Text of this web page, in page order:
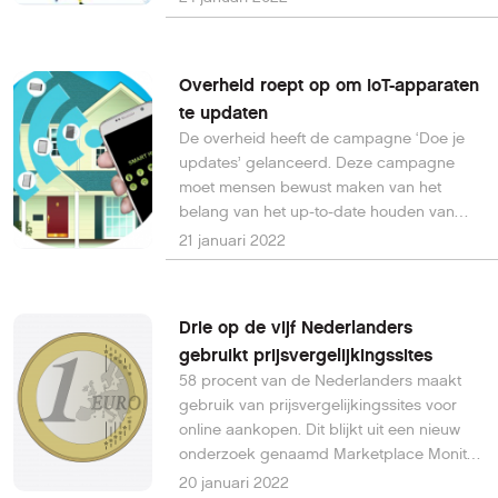
krijgen.
Overheid roept op om IoT-apparaten
te updaten
De overheid heeft de campagne ‘Doe je
updates’ gelanceerd. Deze campagne
moet mensen bewust maken van het
belang van het up-to-date houden van
hun slimme apparaten.
21 januari 2022
Drie op de vijf Nederlanders
gebruikt prijsvergelijkingssites
58 procent van de Nederlanders maakt
gebruik van prijsvergelijkingssites voor
online aankopen. Dit blijkt uit een nieuw
onderzoek genaamd Marketplace Monitor.
Kieskeurig en de Consumentenbond zijn
20 januari 2022